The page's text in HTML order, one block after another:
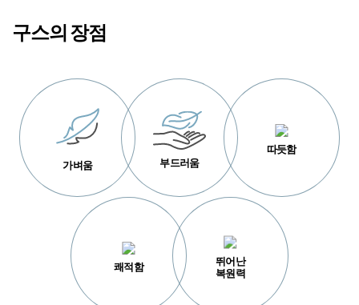
구스의 장점
가벼움 부드러움
따듯함
쾌적함
뛰어난
복원력